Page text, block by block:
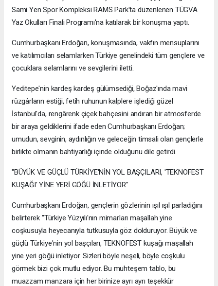
Sami Yen Spor Kompleksi RAMS Park'ta düzenlenen TÜGVA
Yaz Okulları Finali Programı'na katılarak bir konuşma yaptı.
Cumhurbaşkanı Erdoğan, konuşmasında, vakfın mensuplarını
ve katılımcıları selamlarken Türkiye genelindeki tüm gençlere ve
çocuklara selamlarını ve sevgilerini iletti.
Yeditepe'nin kardeş kardeş gülümsediği, Boğaz'ında mavi
rüzgârların estiği, fetih ruhunun kalplere işlediği güzel
İstanbul'da, rengârenk çiçek bahçesini andıran bir atmosferde
bir araya geldiklerini ifade eden Cumhurbaşkanı Erdoğan;
umudun, sevginin, aydınlığın ve geleceğin timsali olan gençlerle
birlikte olmanın bahtiyarlığı içinde olduğunu dile getirdi.
"BÜYÜK VE GÜÇLÜ TÜRKİYE'NİN YOL BAŞÇILARI, 'TEKNOFEST
KUŞAĞI' YİNE YERİ GÖĞÜ İNLETİYOR"
Cumhurbaşkanı Erdoğan, gençlerin gözlerinin ışıl ışıl parladığını
belirterek "Türkiye Yüzyılı'nın mimarları maşallah yine
coşkusuyla heyecanıyla tutkusuyla göz dolduruyor. Büyük ve
güçlü Türkiye'nin yol başçıları, TEKNOFEST kuşağı maşallah
yine yeri göğü inletiyor. Sizleri böyle neşeli, böyle coşkulu
görmek bizi çok mutlu ediyor. Bu muhteşem tablo, bu
muazzam manzara için her birinize ayrı ayrı teşekkür